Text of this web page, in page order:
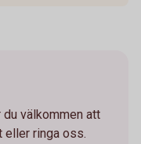
du välkommen att
eller ringa oss.